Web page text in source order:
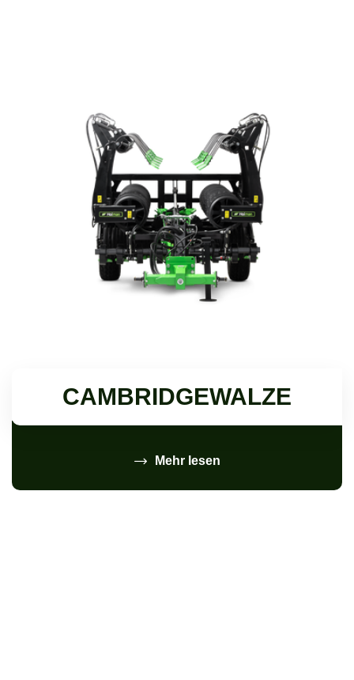
Mehr lesen
CAMBRIDGEWALZE